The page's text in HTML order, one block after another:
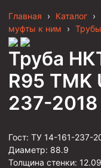
Главная › Каталог ›
муфты к ним
›
Труба
R95 TMK
237-2018
Гост: ТУ 14-161-237-
Диаметр: 88.9
Толщина стенки: 12.09